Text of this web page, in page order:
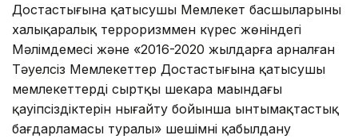
Достастығына қатысушы Мемлекет басшыларының
халықаралық терроризммен күрес жөніндегі
Мәлімдемесі және «2016-2020 жылдарға арналған
Тәуелсіз Мемлекеттер Достастығына қатысушы
мемлекеттердің сыртқы шекара маңындағы
қауіпсіздіктерін нығайту бойынша ынтымақтастық
бағдарламасы туралы» шешімнің қабылдану